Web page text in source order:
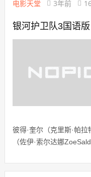
电影天堂 3年前
银河护卫队3国语版
彼得·奎尔（克里斯·帕
（佐伊·索尔达娜